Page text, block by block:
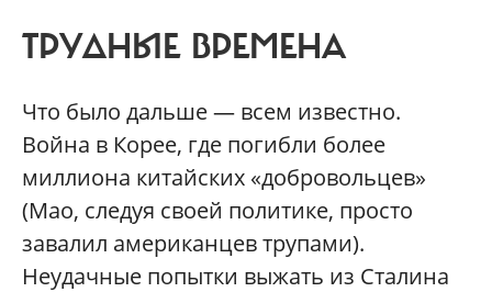
ТРУДНЫЕ ВРЕМЕНА
Что было дальше — всем известно.
Война в Корее, где погибли более
миллиона китайских «добровольцев»
(Мао, следуя своей политике, просто
завалил американцев трупами).
Неудачные попытки выжать из Сталина